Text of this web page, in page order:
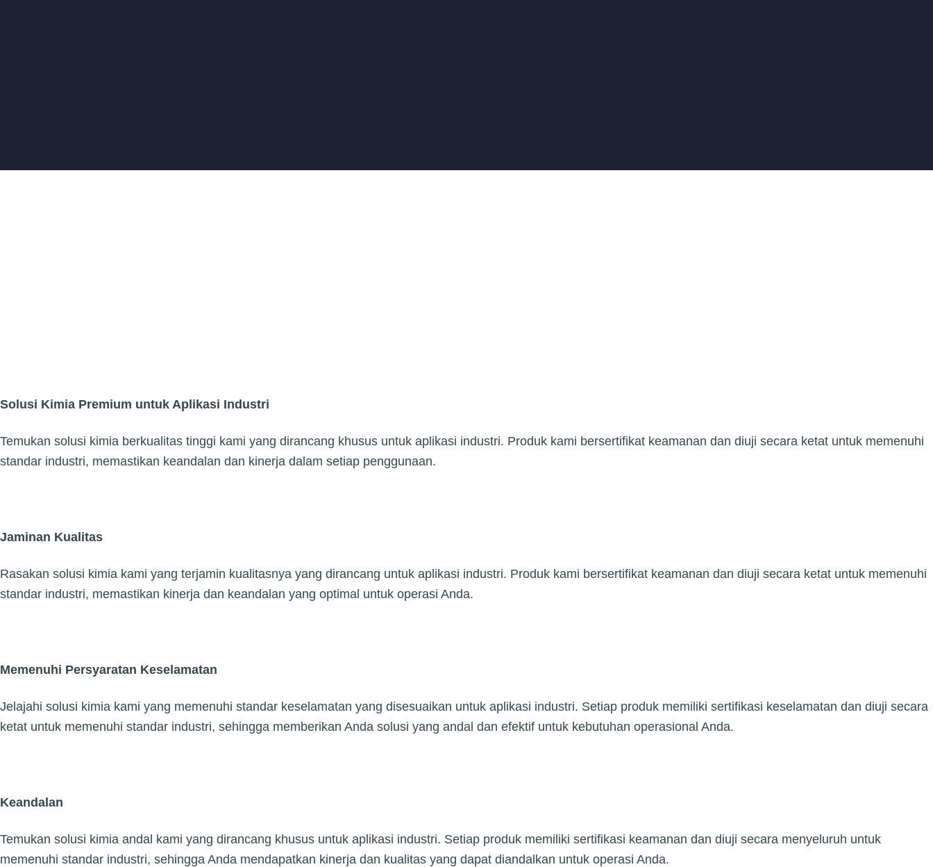
Solusi Kimia Premium untuk Aplikasi Industri
Temukan solusi kimia berkualitas tinggi kami yang dirancang khusus untuk aplikasi industri. Produk kami bersertifikat keamanan dan diuji secara ketat untuk memenuhi
standar industri, memastikan keandalan dan kinerja dalam setiap penggunaan.
Jaminan Kualitas
Rasakan solusi kimia kami yang terjamin kualitasnya yang dirancang untuk aplikasi industri. Produk kami bersertifikat keamanan dan diuji secara ketat untuk memenuhi
standar industri, memastikan kinerja dan keandalan yang optimal untuk operasi Anda.
Memenuhi Persyaratan Keselamatan
Jelajahi solusi kimia kami yang memenuhi standar keselamatan yang disesuaikan untuk aplikasi industri. Setiap produk memiliki sertifikasi keselamatan dan diuji secara
ketat untuk memenuhi standar industri, sehingga memberikan Anda solusi yang andal dan efektif untuk kebutuhan operasional Anda.
Keandalan
Temukan solusi kimia andal kami yang dirancang khusus untuk aplikasi industri. Setiap produk memiliki sertifikasi keamanan dan diuji secara menyeluruh untuk
memenuhi standar industri, sehingga Anda mendapatkan kinerja dan kualitas yang dapat diandalkan untuk operasi Anda.